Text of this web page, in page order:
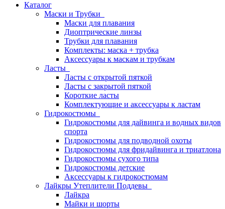
Каталог
Маски и Трубки
Маски для плавания
Диоптрические линзы
Трубки для плавания
Комплекты: маска + трубка
Аксессуары к маскам и трубкам
Ласты
Ласты с открытой пяткой
Ласты с закрытой пяткой
Короткие ласты
Комплектующие и аксессуары к ластам
Гидрокостюмы
Гидрокостюмы для дайвинга и водных видов
спорта
Гидрокостюмы для подводной охоты
Гидрокостюмы для фридайвинга и триатлона
Гидрокостюмы сухого типа
Гидрокостюмы детские
Аксессуары к гидрокостюмам
Лайкры Утеплители Поддевы
Лайкра
Майки и шорты